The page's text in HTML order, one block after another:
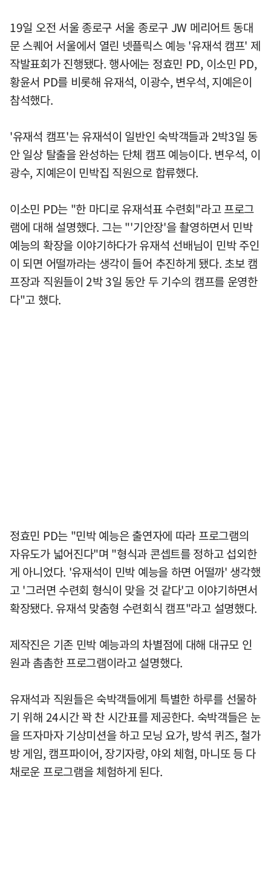
19일 오전 서울 종로구 서울 종로구 JW 메리어트 동대
문 스퀘어 서울에서 열린 넷플릭스 예능 '유재석 캠프' 제
작발표회가 진행됐다. 행사에는 정효민 PD, 이소민 PD,
황윤서 PD를 비롯해 유재석, 이광수, 변우석, 지예은이
참석했다.
'유재석 캠프'는 유재석이 일반인 숙박객들과 2박3일 동
안 일상 탈출을 완성하는 단체 캠프 예능이다. 변우석, 이
광수, 지예은이 민박집 직원으로 합류했다.
이소민 PD는 "한 마디로 유재석표 수련회"라고 프로그
램에 대해 설명했다. 그는 "'기안장'을 촬영하면서 민박
예능의 확장을 이야기하다가 유재석 선배님이 민박 주인
이 되면 어떨까라는 생각이 들어 추진하게 됐다. 초보 캠
프장과 직원들이 2박 3일 동안 두 기수의 캠프를 운영한
다"고 했다.
정효민 PD는 "민박 예능은 출연자에 따라 프로그램의
자유도가 넓어진다"며 "형식과 콘셉트를 정하고 섭외한
게 아니었다. '유재석이 민박 예능을 하면 어떨까' 생각했
고 '그러면 수련회 형식이 맞을 것 같다'고 이야기하면서
확장됐다. 유재석 맞춤형 수련회식 캠프"라고 설명했다.
제작진은 기존 민박 예능과의 차별점에 대해 대규모 인
원과 촘촘한 프로그램이라고 설명했다.
유재석과 직원들은 숙박객들에게 특별한 하루를 선물하
기 위해 24시간 꽉 찬 시간표를 제공한다. 숙박객들은 눈
을 뜨자마자 기상미션을 하고 모닝 요가, 방석 퀴즈, 철가
방 게임, 캠프파이어, 장기자랑, 야외 체험, 마니또 등 다
채로운 프로그램을 체험하게 된다.